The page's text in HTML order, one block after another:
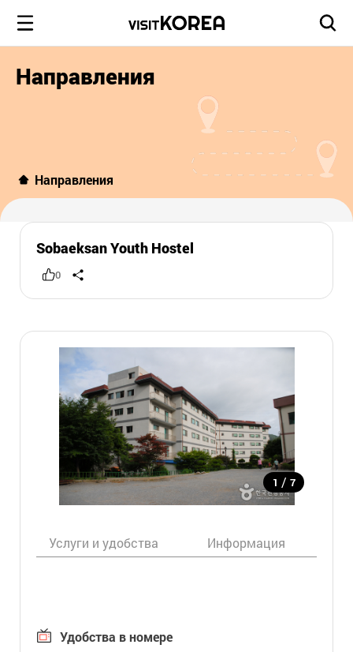
Направления
Направления
Sobaeksan Youth Hostel
0
1 / 7
Услуги и удобства Информация
Удобства в номере